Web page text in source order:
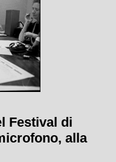
Festival di
alla